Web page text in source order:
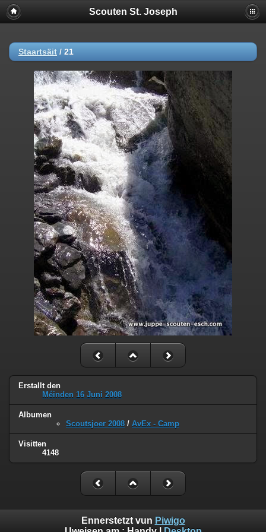
Scouten St. Joseph
Staartsäit / 21
Erstallt den
Méinden 16 Juni 2008
Albumen
Scoutsjoer 2008 / AvEx - Camp
Visitten
4148
Ennerstetzt vun Piwigo